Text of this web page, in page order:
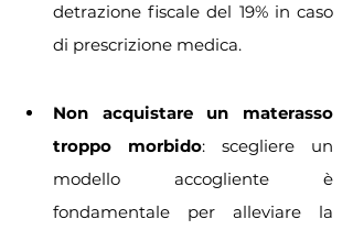
detrazione fiscale del 19% in caso
di prescrizione medica.
Non acquistare un materasso
troppo morbido: scegliere un
modello accogliente è
fondamentale per alleviare la